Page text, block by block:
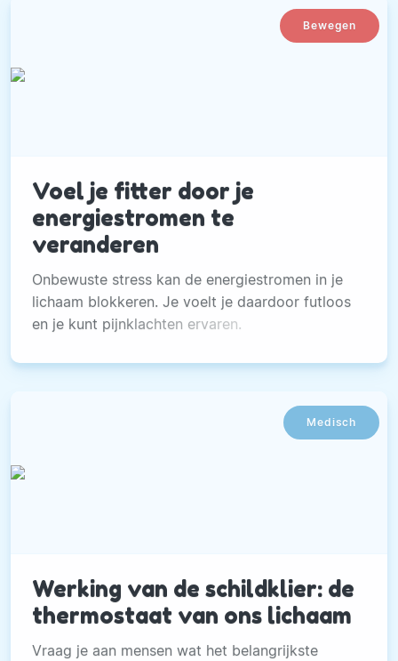
Bewegen
Voel je fitter door je
energiestromen te
veranderen
Onbewuste stress kan de energiestromen in je
lichaam blokkeren. Je voelt je daardoor futloos
en je kunt pijnklachten ervaren.
Medisch
Werking van de schildklier: de
thermostaat van ons lichaam
Vraag je aan mensen wat het belangrijkste